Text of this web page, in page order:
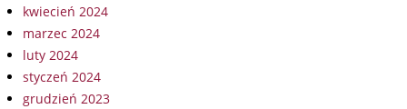
kwiecień 2024
marzec 2024
luty 2024
styczeń 2024
grudzień 2023